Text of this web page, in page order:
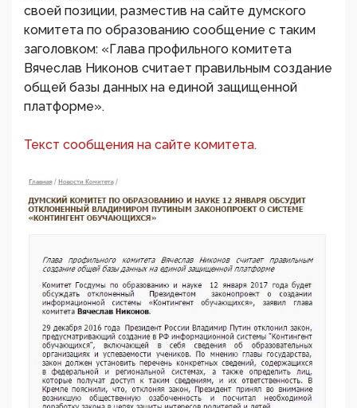
своей позиции, разместив на сайте думского
комитета по образованию сообщение с таким
заголовком: «Глава профильного комитета
Вячеслав Никонов считает правильным создание
общей базы данных на единой защищенной
платформе».
Текст сообщения на сайте комитета.